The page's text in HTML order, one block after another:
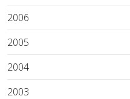
2006
2005
2004
2003